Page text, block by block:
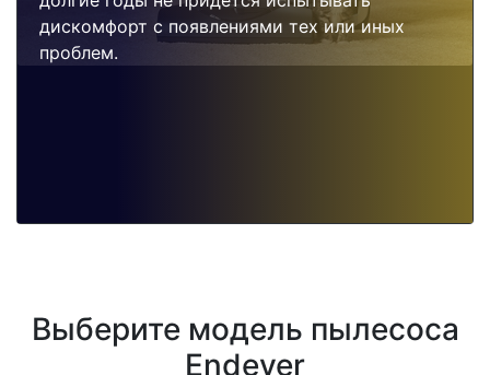
дискомфорт с появлениями тех или иных
проблем.
Выберите модель пылесоса
Endever